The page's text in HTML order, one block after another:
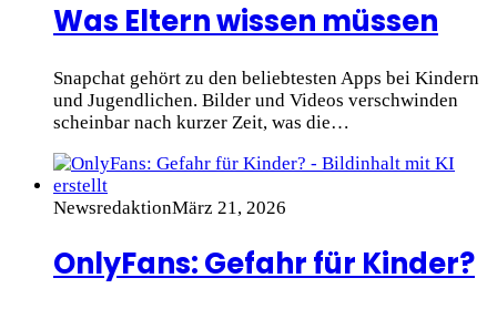
Was Eltern wissen müssen
Snapchat gehört zu den beliebtesten Apps bei Kindern
und Jugendlichen. Bilder und Videos verschwinden
scheinbar nach kurzer Zeit, was die…
NewsredaktionMärz 21, 2026
OnlyFans: Gefahr für Kinder?